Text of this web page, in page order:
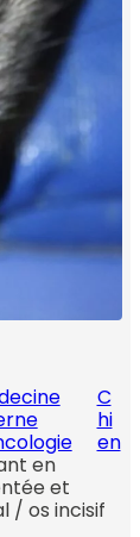
C
hi
en
en
et
/ os incisif